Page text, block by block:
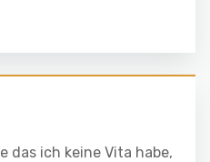
das ich keine Vita habe,